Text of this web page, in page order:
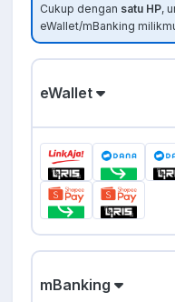
Cukup dengan satu HP,
eWallet/mBanking
eWallet
mBanking